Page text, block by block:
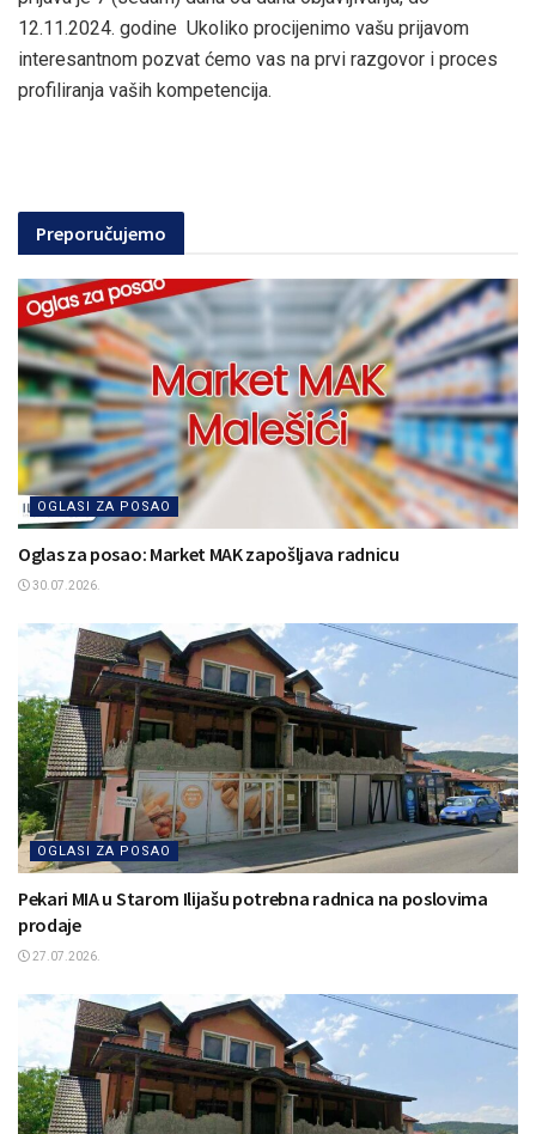
12.11.2024. godine Ukoliko procijenimo vašu prijavom
interesantnom pozvat ćemo vas na prvi razgovor i proces
profiliranja vaših kompetencija.
Preporučujemo
OGLASI ZA POSAO
Oglas za posao: Market MAK zapošljava radnicu
30.07.2026.
OGLASI ZA POSAO
Pekari MIA u Starom Ilijašu potrebna radnica na poslovima
prodaje
27.07.2026.